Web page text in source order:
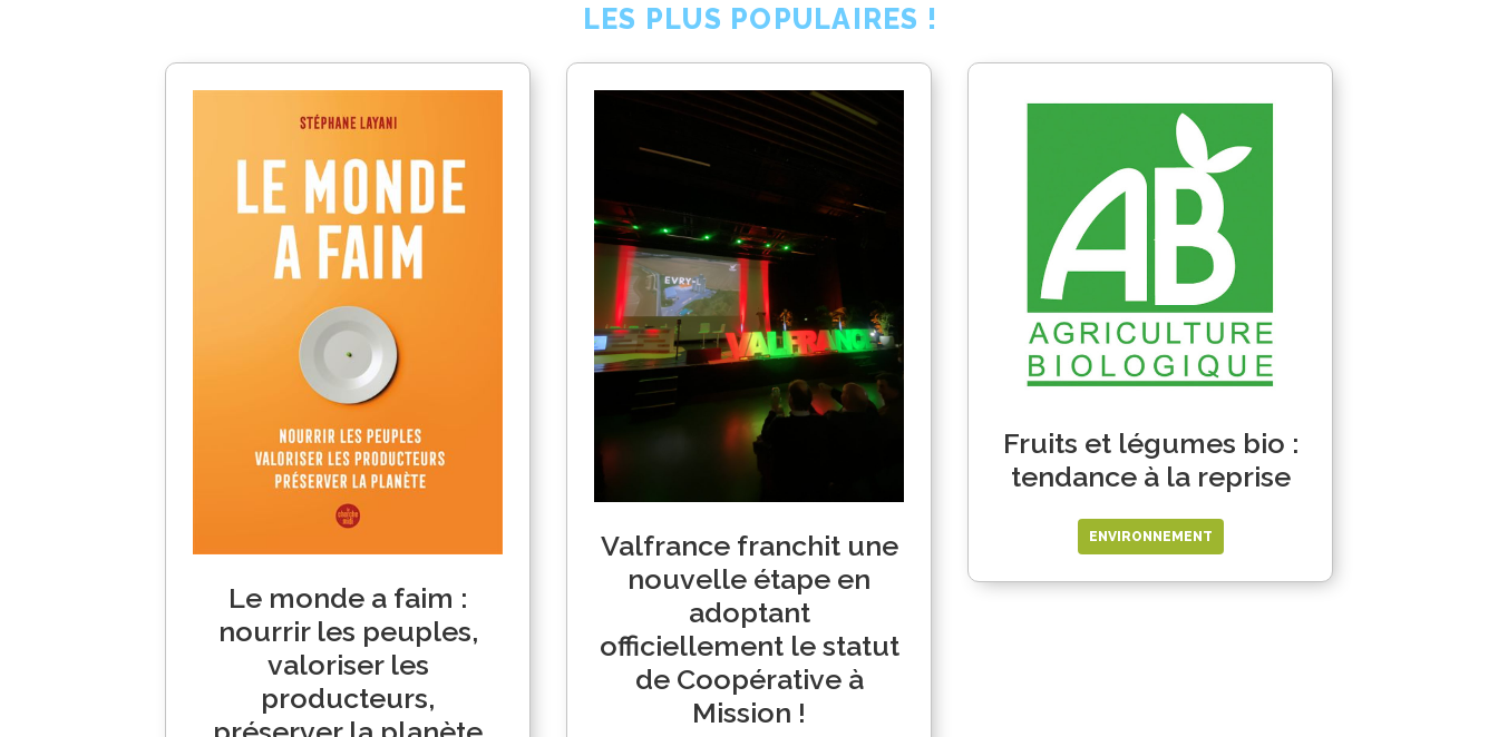
LES PLUS POPULAIRES !
Le monde a faim :
nourrir les peuples,
valoriser les
producteurs,
Valfrance franchit une
nouvelle étape en
adoptant
officiellement le statut
de Coopérative à
Mission !
Fruits et légumes bio :
tendance à la reprise
ENVIRONNEMENT